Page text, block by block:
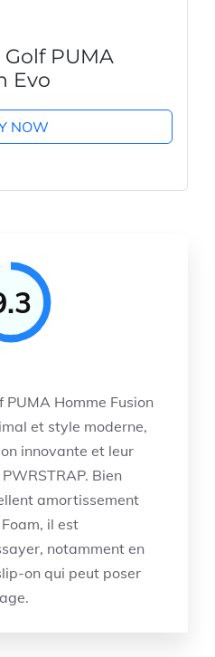
PUMA
Evo
NOW
PUMA Homme Fusion
et style moderne,
innovante et leur
Bien
amortissement
il est
notamment en
on qui peut poser